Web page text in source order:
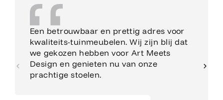
Een betrouwbaar en prettig adres voor
kwaliteits-tuinmeubelen. Wij zijn blij dat
we gekozen hebben voor Art Meets
Design en genieten nu van onze
prachtige stoelen.